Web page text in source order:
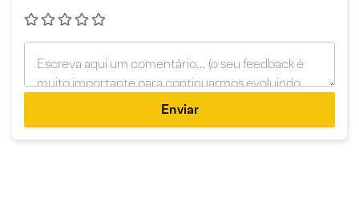
Enviar